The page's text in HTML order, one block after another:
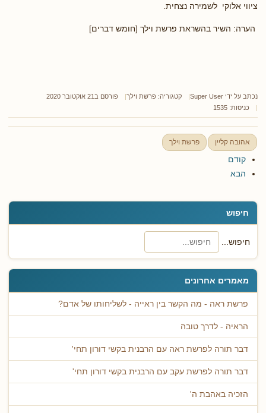
חיפוש
חיפוש...
מאמרים אחרונים
פרשת ראה - מה הקשר בין ראייה - לשליחותו של אדם?
הראיה - לדרך טובה
דבר תורה לפרשת ראה עם הרבנית בקשי דורון תחי'
דבר תורה לפרשת עקב עם הרבנית בקשי דורון תחי'
הזכיה באהבת ה'
ציווי אלוקי לשמירה נצחית.
הערה: השיר בהשראת פרשת וילך [חומש דברים]
נכתב על ידי Super User קטגוריה: פרשת וילך
פורסם ב21 אוקטובר 2020
כניסות: 1535
אהובה קליין פרשת וילך
קודם
הבא